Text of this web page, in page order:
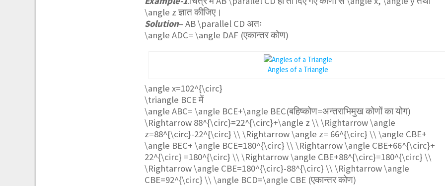
\angle z ज्ञात कीजिए।
Solution–AB \parallel CDअतः
\angle ADC= \angle DAF (एकान्तर कोण)
Angles of a Triangle
\angle x=102^{\circ}
\triangle BCE में
\angle ABC= \angle BCE+\angle BEC(बहिष्कोण=अन्तराभिमुख कोणों का योग)
\Rightarrow 88^{\circ}=22^{\circ}+\angle z \\ \Rightarrow \angle
z=88^{\circ}-22^{\circ} \\ \Rightarrow \angle z= 66^{\circ} \\ \angle CBE+
\angle BEC+ \angle BCE=180^{\circ} \\ \Rightarrow \angle CBE+66^{\circ}+
22^{\circ} =180^{\circ} \\ \Rightarrow \angle CBE+88^{\circ}=180^{\circ} \\
\Rightarrow \angle CBE=180^{\circ}-88^{\circ} \\ \Rightarrow \angle
CBE=92^{\circ} \\ \angle BCD=\angle CBE (एकान्तर कोण)